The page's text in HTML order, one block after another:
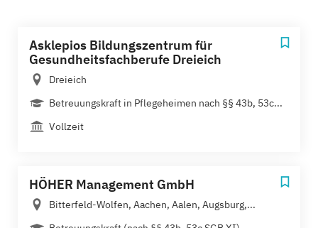
Asklepios Bildungszentrum für
Gesundheitsfachberufe Dreieich
Dreieich
Betreuungskraft in Pflegeheimen nach §§ 43b, 53c...
Vollzeit
HÖHER Management GmbH
Bitterfeld-Wolfen, Aachen, Aalen, Augsburg,...